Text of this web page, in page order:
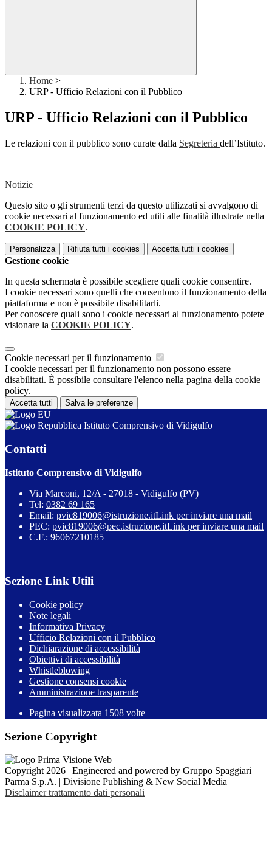
Home >
URP - Ufficio Relazioni con il Pubblico
URP - Ufficio Relazioni con il Pubblico
Le relazioni con il pubblico sono curate dalla Segreteria dell’Istituto.
Notizie
Questo sito o gli strumenti terzi da questo utilizzati si avvalgono di
cookie necessari al funzionamento ed utili alle finalità illustrate nella
COOKIE POLICY.
Personalizza Rifiuta tutti i cookies Accetta tutti i cookies
Gestione cookie
In questa schermata è possibile scegliere quali cookie consentire.
I cookie necessari sono quelli che consentono il funzionamento della
piattaforma e non è possibile disabilitarli.
Per conoscere quali sono i cookie necessari al funzionamento potete
visionare la COOKIE POLICY.
Cookie necessari per il funzionamento
I cookie necessari per il funzionamento non possono essere
disabilitati. È possibile consultare l'elenco nella pagina della cookie
policy.
Accetta tutti Salva le preferenze
Istituto Comprensivo di Vidigulfo
Contatti
Istituto Comprensivo di Vidigulfo
Via Marconi, 12/A - 27018 - Vidigulfo (PV)
Tel: 0382 69 165
Email: pvic819006@istruzione.itLink per inviare una mail
PEC: pvic819006@pec.istruzione.itLink per inviare una mail
C.F.: 96067210185
Sezione Link Utili
Cookie policy
Note legali
Informativa Privacy
Ufficio Relazioni con il Pubblico
Dichiarazione di accessibilità
Obiettivi di accessibilità
Whistleblowing
Gestione consensi cookie
Amministrazione trasparente
Pagina visualizzata 1508 volte
Sezione Copyright
Copyright 2026 | Engineered and powered by Gruppo Spaggiari
Parma S.p.A. | Divisione Publishing & New Social Media
Disclaimer trattamento dati personali